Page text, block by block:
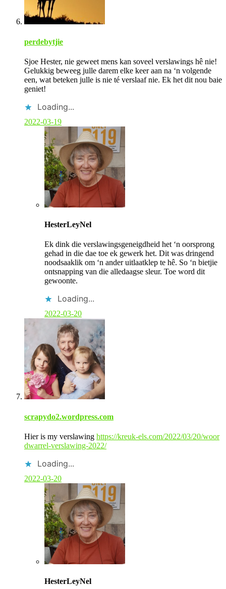
h
perdebytjie
Sjoe Hester, nie geweet mens kan soveel verslawings hê nie!
Gelukkig beweeg julle darem elke keer aan na ‘n volgende
een, wat beteken julle is nie té verslaaf nie. Ek het dit nou baie
geniet!
Loading...
2022-03-19
o
m
e
n
t
b
y
p
o
s
t
h
o
r
HesterLeyNel
Ek dink die verslawingsgeneigdheid het ‘n oorsprong
gehad in die dae toe ek gewerk het. Dit was dringend
noodsaaklik om ‘n ander uitlaatklep te hê. So ‘n bietjie
ontsnapping van die alledaagse sleur. Toe word dit
gewoonte.
Loading...
2022-03-20
scrapydo2.wordpress.com
Hier is my verslawing https://kreuk-els.com/2022/03/20/woor
dwarrel-verslawing-2022/
Loading...
2022-03-20
o
HesterLeyNel